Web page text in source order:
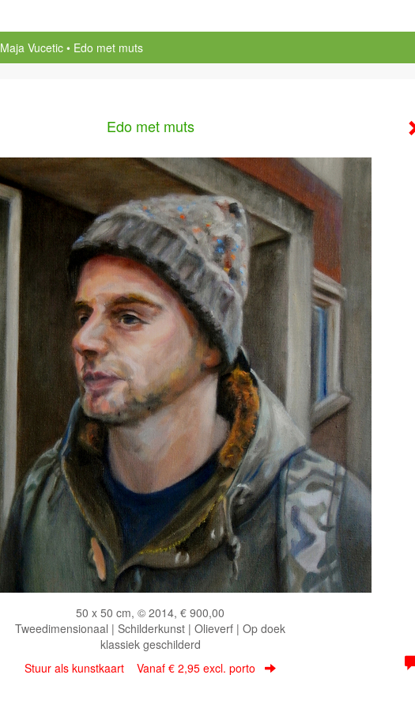
Maja Vucetic Edo met muts
Edo met muts
50 x 50 cm, © 2014, € 900,00
Tweedimensionaal | Schilderkunst | Olieverf | Op doek
klassiek geschilderd
Stuur als kunstkaart Vanaf € 2,95 excl. porto